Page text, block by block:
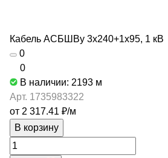
Кабель АСБШВу 3х240+1х95, 1 кВ
0
0
В наличии: 2193 м
Арт. 1735983322
от 2 317.41 ₽/м
В корзину